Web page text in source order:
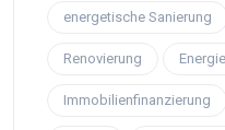
energetische Sanierung
Renovierung
Immobilienfinanzierung